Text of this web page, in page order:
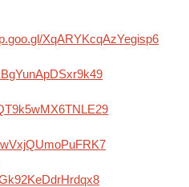
XqARYKcqAzYegisp6